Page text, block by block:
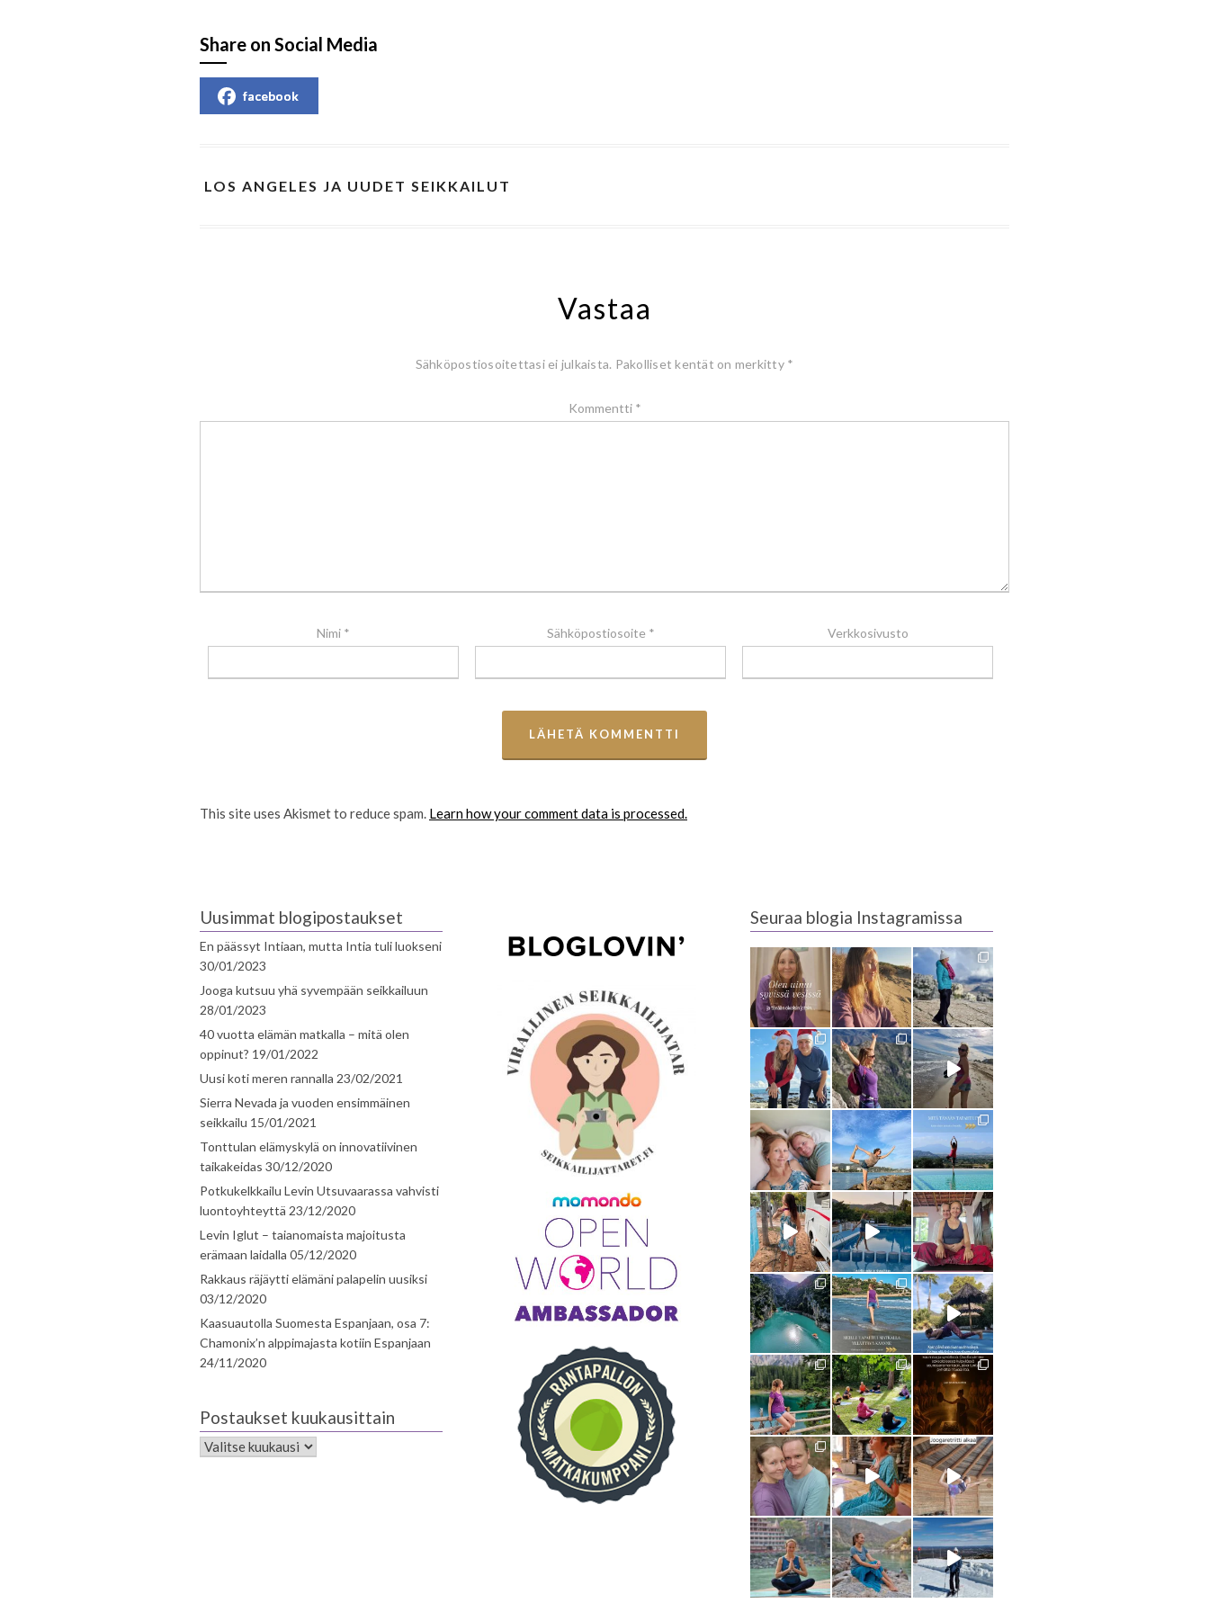
Share on Social Media
facebook
LOS ANGELES JA UUDET SEIKKAILUT
Vastaa
Sähköpostiosoitettasi ei julkaista. Pakolliset kentät on merkitty *
Kommentti *
Nimi * Sähköpostiosoite * Verkkosivusto
This site uses Akismet to reduce spam. Learn how your comment data is processed.
Uusimmat blogipostaukset
En päässyt Intiaan, mutta Intia tuli luokseni
30/01/2023
Jooga kutsuu yhä syvempään seikkailuun
28/01/2023
40 vuotta elämän matkalla – mitä olen
oppinut? 19/01/2022
Uusi koti meren rannalla 23/02/2021
Sierra Nevada ja vuoden ensimmäinen
seikkailu 15/01/2021
Tonttulan elämyskylä on innovatiivinen
taikakeidas 30/12/2020
Potkukelkkailu Levin Utsuvaarassa vahvisti
luontoyhteyttä 23/12/2020
Levin Iglut – taianomaista majoitusta
erämaan laidalla 05/12/2020
Rakkaus räjäytti elämäni palapelin uusiksi
03/12/2020
Kaasuautolla Suomesta Espanjaan, osa 7:
Chamonix’n alppimajasta kotiin Espanjaan
24/11/2020
Postaukset kuukausittain
Seuraa blogia Instagramissa